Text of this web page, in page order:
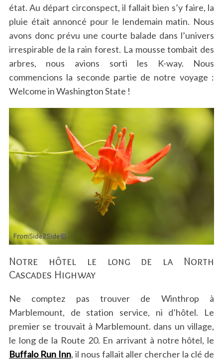
état. Au départ circonspect, il fallait bien s’y faire, la
pluie était annoncé pour le lendemain matin. Nous
avons donc prévu une courte balade dans l’univers
irrespirable de la rain forest. La mousse tombait des
arbres, nous avions sorti les K-way. Nous
commencions la seconde partie de notre voyage :
Welcome in Washington State !
Notre hôtel le long de la North
Cascades Highway
Ne comptez pas trouver de Winthrop à
Marblemount, de station service, ni d’hôtel. Le
premier se trouvait à Marblemount. dans un village,
le long de la Route 20. En arrivant à notre hôtel, le
Buffalo Run Inn, il nous fallait aller chercher la clé de
S
a
r
o